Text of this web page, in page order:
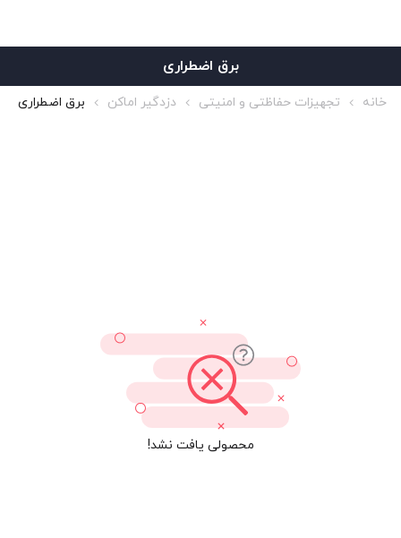
برق اضطراری
خانه تجهیزات حفاظتی و امنیتی دزدگیر اماکن برق اضطراری
محصولی یافت نشد!